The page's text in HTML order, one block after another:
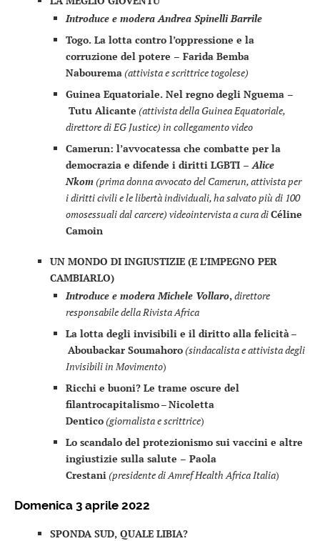
Introduce e modera Andrea Spinelli Barrile
Togo. La lotta contro l’oppressione e la
corruzione del potere – Farida Bemba
Nabourema(attivista e scrittrice togolese)
Guinea Equatoriale. Nel regno degli Nguema –
Tutu Alicante (attivista della Guinea Equatoriale,
direttore di EG Justice) in collegamento video
Camerun: l’avvocatessa che combatte per la
democrazia e difende i diritti LGBTI – Alice
Nkom(prima donna avvocato del Camerun, attivista per
i diritti civili e le libertà individuali, ha salvato più di 100
omosessuali dal carcere) videointervista a cura diCéline
Camoin
UN MONDO DI INGIUSTIZIE (E L’IMPEGNO PER
CAMBIARLO)
Introduce e modera Michele Vollaro,direttore
responsabile della Rivista Africa
La lotta degli invisibili e il diritto alla felicità–
Aboubackar Soumahoro(sindacalista e attivista degli
Invisibili in Movimento)
Ricchi e buoni? Le trame oscure del
filantrocapitalismo–Nicoletta
Dentico(giornalista e scrittrice)
Lo scandalo del protezionismo sui vaccini e altre
ingiustizie sulla salute – Paola
Crestani(presidente di Amref Health Africa Italia)
Domenica 3 aprile 2022
SPONDA SUD, QUALE LIBIA?